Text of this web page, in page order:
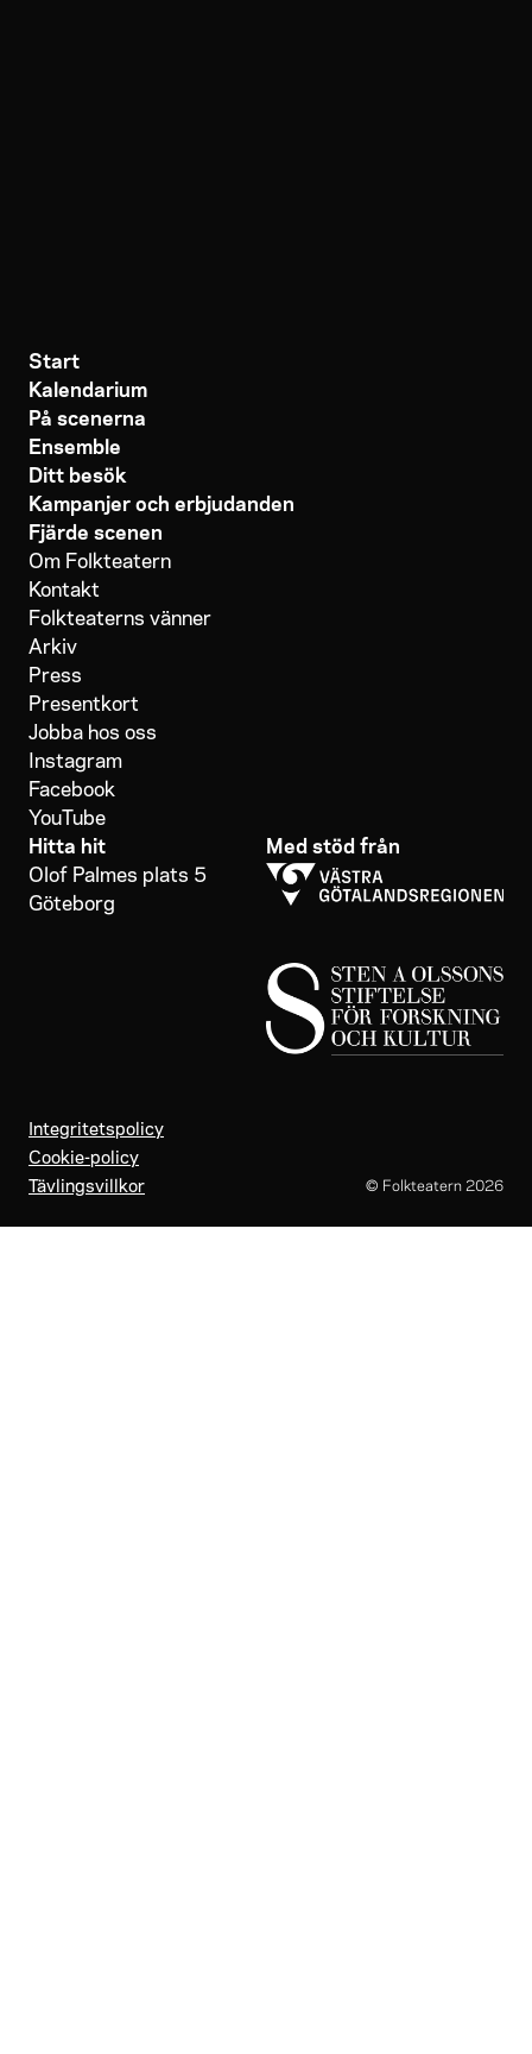
Start
Kalendarium
På scenerna
Ensemble
Ditt besök
Kampanjer och erbjudanden
Fjärde scenen
Om Folkteatern
Kontakt
Folkteaterns vänner
Arkiv
Press
Presentkort
Jobba hos oss
Instagram
Facebook
YouTube
Hitta hit
Olof Palmes plats 5
Göteborg
Med stöd från
Integritetspolicy
Cookie-policy
Tävlingsvillkor
© Folkteatern 2026